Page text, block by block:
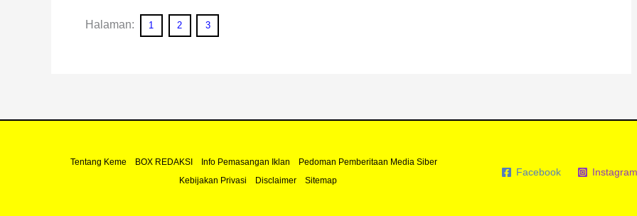
Halaman: 1 2 3
Tentang Keme BOX REDAKSI Info Pemasangan Iklan
Pedoman Pemberitaan Media Siber
Kebijakan Privasi
Disclaimer Sitemap
Facebook Instagram